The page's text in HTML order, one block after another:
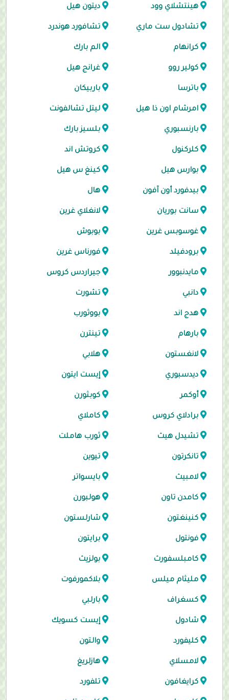
هينتشلاي وود ديتون هيل
تشادول ست ماري تشافورد هوندرد
كرانهام الم بارك
كولير روو غرانج هيل
باترسا باربيكان
امرشام اون ذا هيل ليتل تشالفونت
بارنسبوري بلسيز بارك
كلركنول كروتش اند
بوارس هيل كينغ س هيل
بيدفورد أون آفون هال
سانت بوريان لانغلاي غرين
غوسوبس غرين بوبوش
برودفيلد فورناس غرين
مايدنبوور جيراردس كروس
دانبي تشورت
هدج اند بووثورب
بارهام تينترن
لانغستون هلابي
ديدسبوري إيست ايتون
أوكمر كوبثورن
برادلاي كروس كاملاي
تشيدل هيث ثورب هاملت
تانكرتون تيوين
لامبيث بايسواتر
كامدن تاون هولبورن
كنينغتون شارلستون
فونتول برايتون
كامبلسفورث بولزيث
مليثام ميلس بلاكمورفوت
كسغراف بارلبي
شادول إيست كسويك
كليفورد والتون
لامسلاي هازلريغ
كرايغافون تلفورد